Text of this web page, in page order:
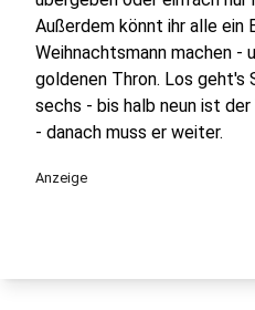
Außerdem könnt ihr alle ein
Weihnachtsmann machen -
goldenen Thron. Los geht's
sechs - bis halb neun ist
- danach muss er weiter.
Anzeige